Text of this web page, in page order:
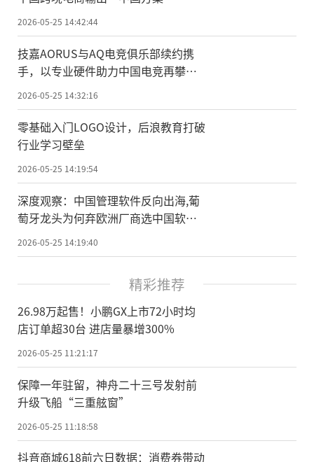
2026-05-25 14:42:44
技嘉AORUS与AQ电竞俱乐部续约携
手，以专业硬件助力中国电竞再攀高
峰
2026-05-25 14:32:16
零基础入门LOGO设计，后浪教育打破
行业学习壁垒
2026-05-25 14:19:54
深度观察：中国管理软件反向出海,葡
萄牙龙头为何弃欧洲厂商选中国软
件？
2026-05-25 14:19:40
精彩推荐
26.98万起售！小鹏GX上市72小时均
店订单超30台 进店量暴增300%
2026-05-25 11:21:17
保障一年驻留，神舟二十三号发射前
升级飞船“三重舷窗”
2026-05-25 11:18:58
抖音商城618前六日数据：消费券带动